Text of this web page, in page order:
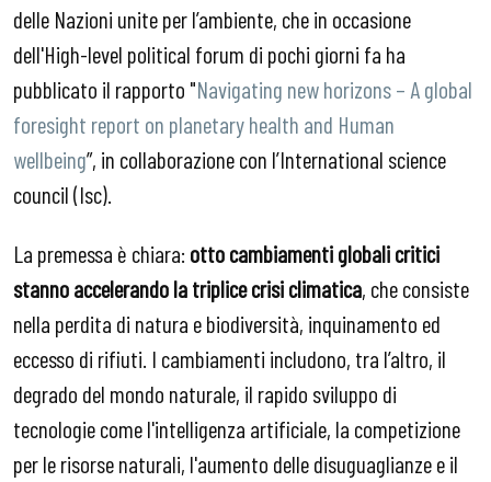
delle Nazioni unite per l’ambiente, che in occasione
dell'High-level political forum di pochi giorni fa ha
pubblicato il rapporto "Navigating new horizons – A global
foresight report on planetary health and Human
wellbeing”, in collaborazione con l’International science
council (Isc).
La premessa è chiara: otto cambiamenti globali critici
stanno accelerando la triplice crisiclimatica, che consiste
nella perdita di natura e biodiversità, inquinamento ed
eccesso di rifiuti. I cambiamenti includono, tra l’altro, il
degrado del mondo naturale, il rapido sviluppo di
tecnologie come l'intelligenza artificiale, la competizione
per le risorse naturali, l'aumento delle disuguaglianze e il